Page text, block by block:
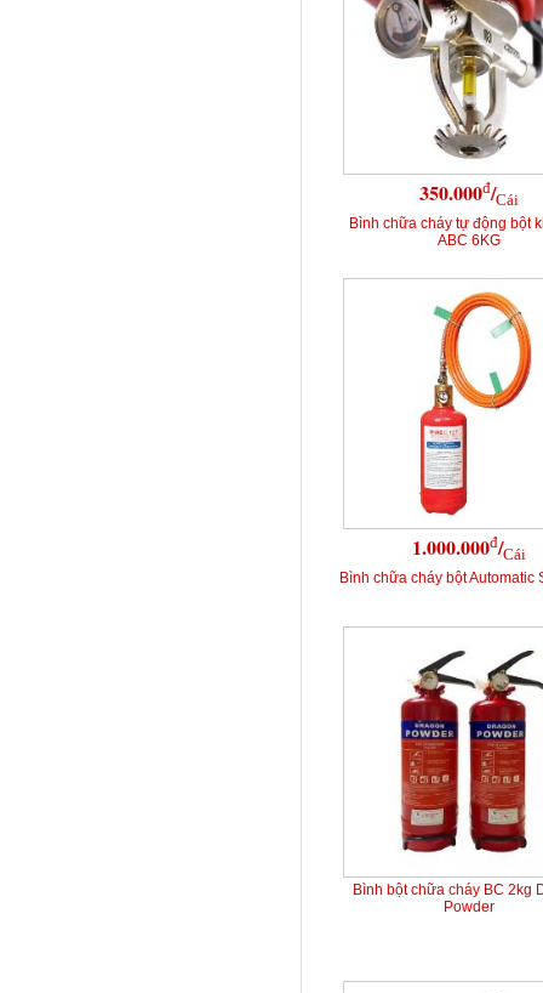
350.000đ/Cái
Bình chữa cháy tự động bột
ABC 6KG
1.000.000đ/Cái
Bình chữa cháy bột Automatic
Bình bột chữa cháy BC 2kg
Powder